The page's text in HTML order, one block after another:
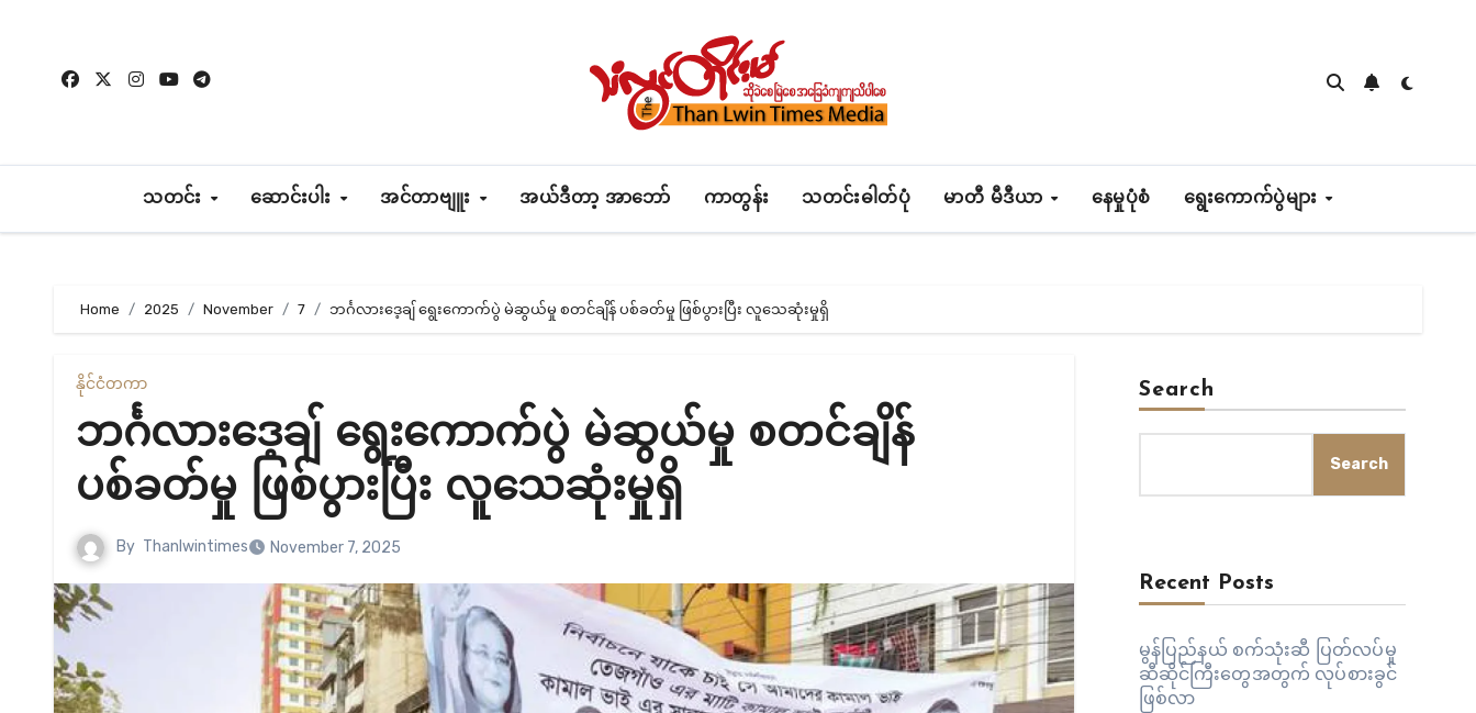
content
သတင်း ဆောင်းပါး အင်တာဗျူး အယ်ဒီတာ့ အာဘော် ကာတွန်း သတင်းဓါတ်ပုံ မာတီ မီဒီယာ နေမှုပုံစံ ရွေးကောက်ပွဲများ
Home 2025 November 7 ဘင်္ဂလားဒေ့ချ် ရွေးကောက်ပွဲ မဲဆွယ်မှု စတင်ချိန် ပစ်ခတ်မှု ဖြစ်ပွားပြီး လူသေဆုံးမှုရှိ
နိုင်ငံတကာ
ဘင်္ဂလားဒေ့ချ် ရွေးကောက်ပွဲ မဲဆွယ်မှု စတင်ချိန်
ပစ်ခတ်မှု ဖြစ်ပွားပြီး လူသေဆုံးမှုရှိ
By Thanlwintimes November 7, 2025
Search
Search
Recent Posts
မွန်ပြည်နယ် စက်သုံးဆီ ပြတ်လပ်မှု
ဆီဆိုင်ကြီးတွေအတွက် လုပ်စားခွင်
ဖြစ်လာ